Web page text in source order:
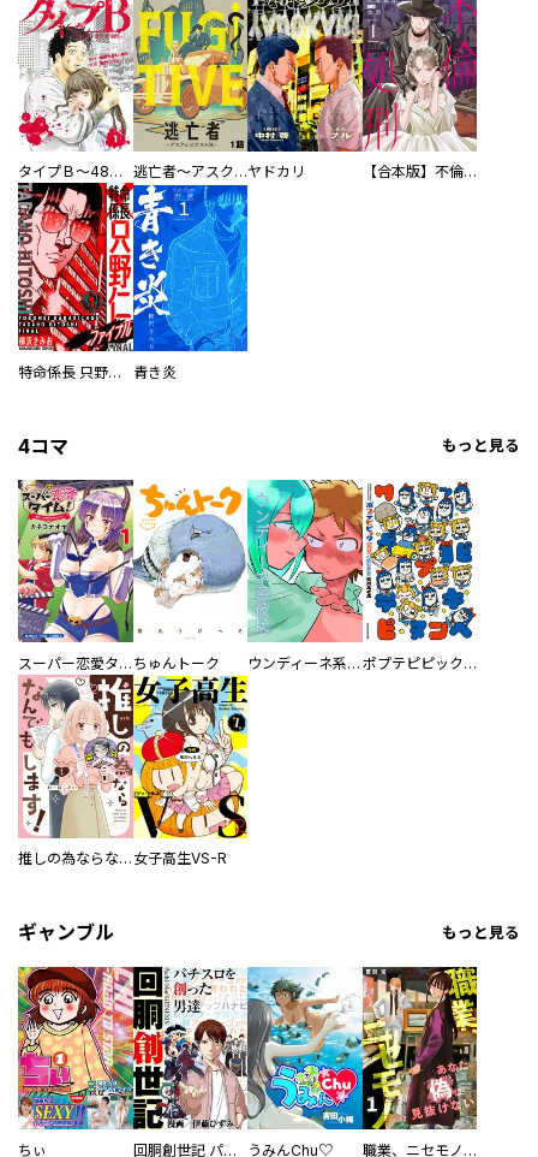
タイプＢ～48時間後、致死率100％～【単話】 逃亡者～アスクレピオスの杖～ヤドカリ 【合本版】不倫処刑
特命係長 只野仁ファイナル 愛蔵版 青き炎
4コマ もっと見る
スーパー恋愛タイム！～現場でドＳな彼女は自宅でデレる～ ちゅんトーク ウンディーネ系彼氏 ポプテピピック SEASON EIGHT
推しの為ならなんでもします！ 女子高生VS-R
ギャンブル もっと見る
ちぃ 回胴創世記 パチスロを創った男達 うみんChu♡ 職業、ニセモノ～あなたに偽は見抜けない【電子単行本版】